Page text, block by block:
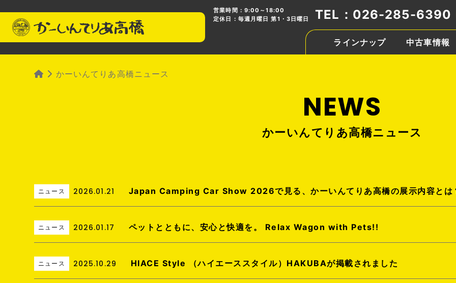
ラインナップ 中古車情報
営業時間：9:00～18:00
定休日：毎週月曜日 第1・3日曜日
TEL：026-285-6390
かーいんてりあ高橋ニュース
かーいんてりあ高橋ニュース
ニュース 2026.01.21 Japan Camping Car Show 2026で見る、かーいんてりあ高橋の展示内容とは
ニュース 2026.01.17 ペットとともに、安心と快適を。 Relax Wagon with Pets!!
ニュース 2025.10.29 HIACE Style （ハイエーススタイル）HAKUBAが掲載されました